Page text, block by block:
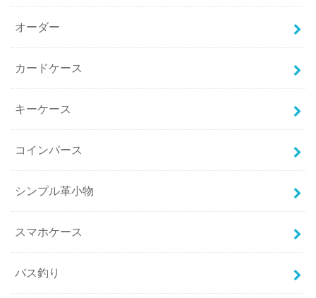
オーダー
カードケース
キーケース
コインパース
シンプル革小物
スマホケース
バス釣り